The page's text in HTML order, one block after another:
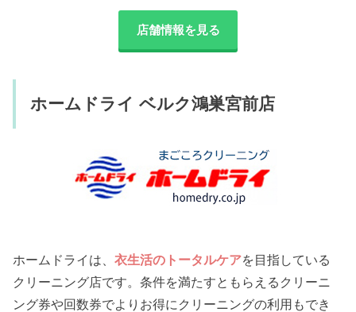
店舗情報を見る
ホームドライ ベルク鴻巣宮前店
ホームドライは、衣生活のトータルケアを目指している
クリーニング店です。条件を満たすともらえるクリーニ
ング券や回数券でよりお得にクリーニングの利用もでき